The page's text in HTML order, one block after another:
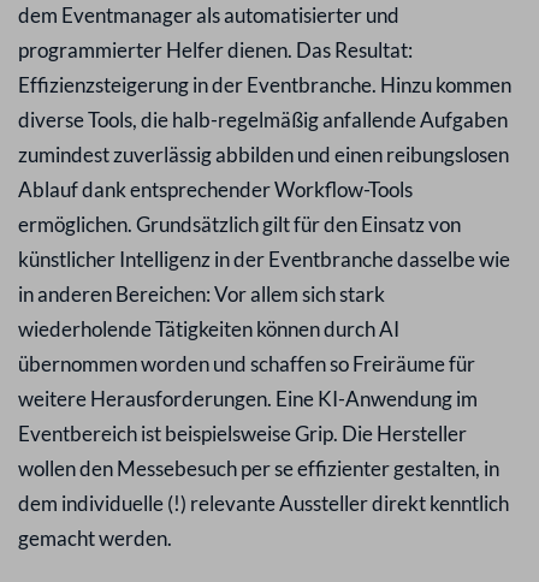
dem Eventmanager als automatisierter und
programmierter Helfer dienen. Das Resultat:
Effizienzsteigerung in der Eventbranche. Hinzu kommen
diverse Tools, die halb-regelmäßig anfallende Aufgaben
zumindest zuverlässig abbilden und einen reibungslosen
Ablauf dank entsprechender Workflow-Tools
ermöglichen. Grundsätzlich gilt für den Einsatz von
künstlicher Intelligenz in der Eventbranche dasselbe wie
in anderen Bereichen: Vor allem sich stark
wiederholende Tätigkeiten können durch AI
übernommen worden und schaffen so Freiräume für
weitere Herausforderungen. Eine KI-Anwendung im
Eventbereich ist beispielsweise Grip. Die Hersteller
wollen den Messebesuch per se effizienter gestalten, in
dem individuelle (!) relevante Aussteller direkt kenntlich
gemacht werden.